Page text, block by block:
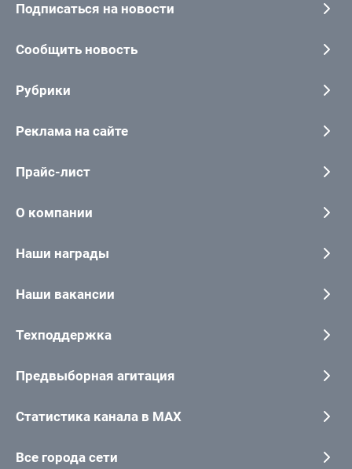
Подписаться на новости
Сообщить новость
Рубрики
Реклама на сайте
Прайс-лист
О компании
Наши награды
Наши вакансии
Техподдержка
Предвыборная агитация
Статистика канала в MAX
Все города сети